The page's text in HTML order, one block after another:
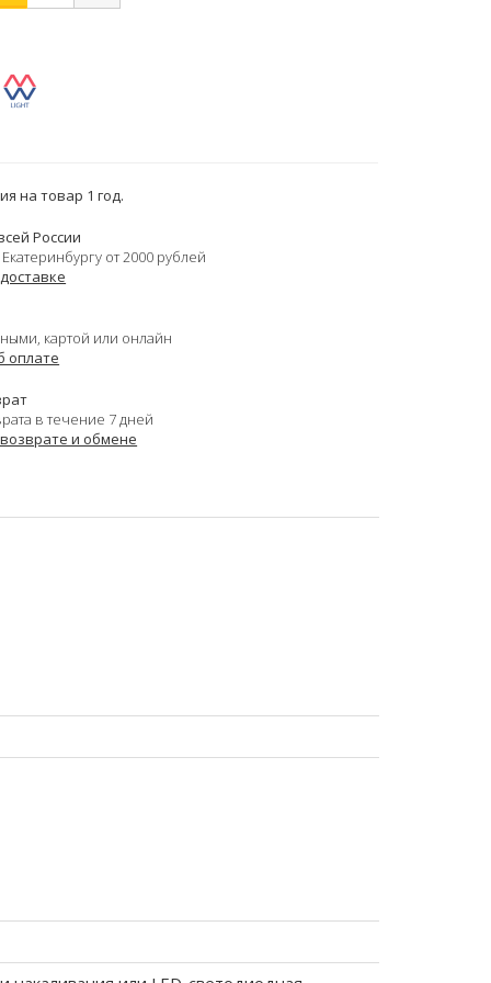
на товар 1 год.
России
от 2000 рублей
картой или онлайн
оплате
в течение 7 дней
и обмене